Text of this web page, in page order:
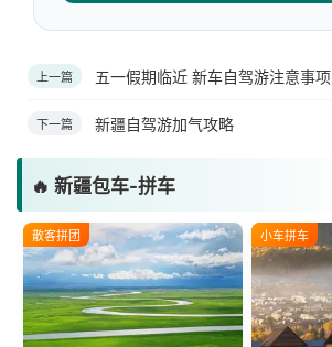
上一篇 五一假期临近 新车自驾游注意事项
下一篇 新疆自驾游加气攻略
🔥 新疆包车-拼车
散客拼团 小车拼车